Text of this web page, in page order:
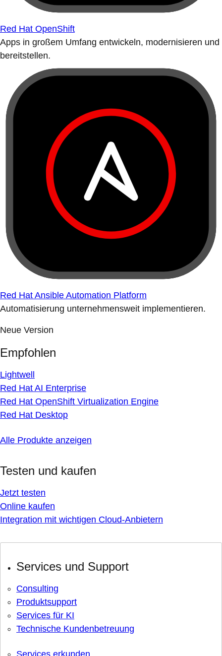
Red Hat OpenShift
Apps in großem Umfang entwickeln, modernisieren und
bereitstellen.
Red Hat Ansible Automation Platform
Automatisierung unternehmensweit implementieren.
Neue Version
Empfohlen
Lightwell
Red Hat AI Enterprise
Red Hat OpenShift Virtualization Engine
Red Hat Desktop
Alle Produkte anzeigen
Testen und kaufen
Jetzt testen
Online kaufen
Integration mit wichtigen Cloud-Anbietern
Services und Support
Consulting
Produktsupport
Services für KI
Technische Kundenbetreuung
Services erkunden